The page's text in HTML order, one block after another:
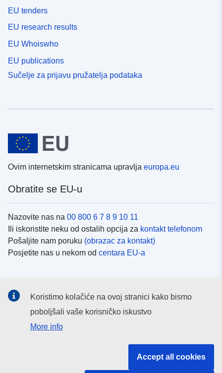
EU tenders
EU research results
EU Whoiswho
EU publications
Sučelje za prijavu pružatelja podataka
Ovim internetskim stranicama upravlja europa.eu
Obratite se EU-u
Nazovite nas na 00 800 6 7 8 9 10 11
Ili iskoristite neku od ostalih opcija za kontakt telefonom
Pošaljite nam poruku (obrazac za kontakt)
Posjetite nas u nekom od centara EU-a
Potražite kanale EU-a nadruštvenim mrežama
Koristimo kolačiće na ovoj stranici kako bismo
poboljšali vaše korisničko iskustvo
More info
Accept all cookies